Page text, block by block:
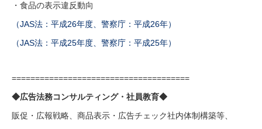
・食品の表示違反動向
（JAS法：平成26年度、警察庁：平成26年）
（JAS法：平成25年度、警察庁：平成25年）
======================================
◆広告法務コンサルティング・社員教育◆
販促・広報戦略、商品表示・広告チェック社内体制構築等、